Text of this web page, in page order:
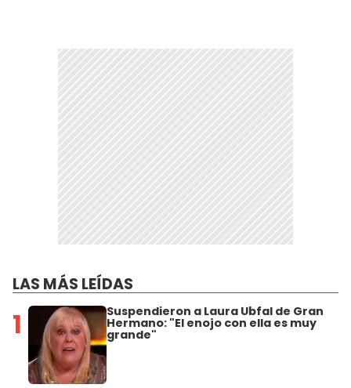
LAS MÁS LEÍDAS
1 Suspendieron a Laura Ubfal de Gran
Hermano: "El enojo con ella es muy
grande"